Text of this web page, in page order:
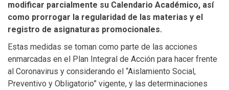
modificar parcialmente su Calendario Académico, así
como prorrogar la regularidad de las materias y el
registro de asignaturas promocionales.
Estas medidas se toman como parte de las acciones
enmarcadas en el Plan Integral de Acción para hacer frente
al Coronavirus y considerando el “Aislamiento Social,
Preventivo y Obligatorio” vigente, y las determinaciones